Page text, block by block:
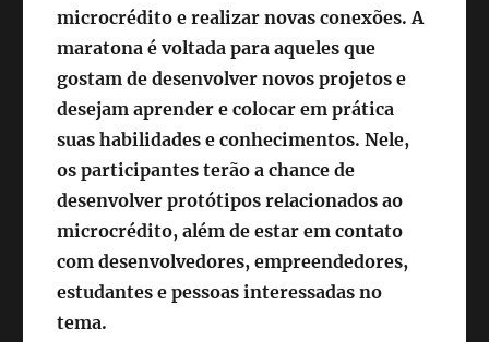
microcrédito e realizar novas conexões. A
maratona é voltada para aqueles que
gostam de desenvolver novos projetos e
desejam aprender e colocar em prática
suas habilidades e conhecimentos. Nele,
os participantes terão a chance de
desenvolver protótipos relacionados ao
microcrédito, além de estarem contato
com desenvolvedores, empreendedores,
estudantes e pessoas interessadas no
tema.